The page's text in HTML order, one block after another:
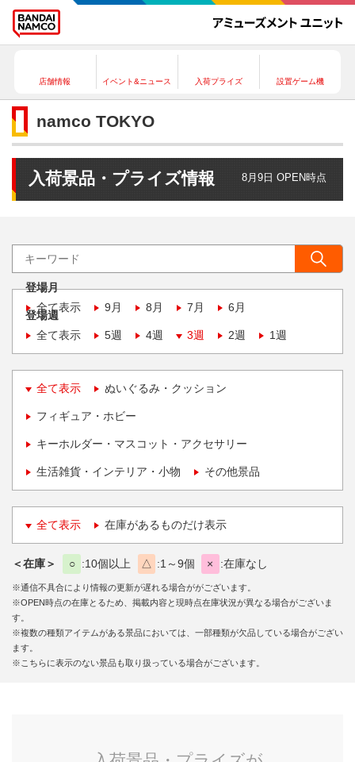
店舗情報 イベント&ニュース 入荷プライズ 設置ゲーム機
namco TOKYO
入荷景品・プライズ情報 8月9日 OPEN時点
登場月
全て表示
9月 8月 7月 6月
登場週
全て表示
5週 4週 3週 2週 1週
全て表示 ぬいぐるみ・クッション
フィギュア・ホビー
キーホルダー・マスコット・アクセサリー
生活雑貨・インテリア・小物 その他景品
全て表示 在庫があるものだけ表示
＜在庫＞ ○ 10個以上 △ 1～9個 × 在庫なし
※通信不具合により情報の更新が遅れる場合ががございます。
※OPEN時点の在庫とるため、掲載内容と現時点在庫状況が異なる場合がございま
す。
※複数の種類アイテムがある景品においては、一部種類が欠品している場合がござい
ます。
※こちらに表示のない景品も取り扱っている場合がございます。